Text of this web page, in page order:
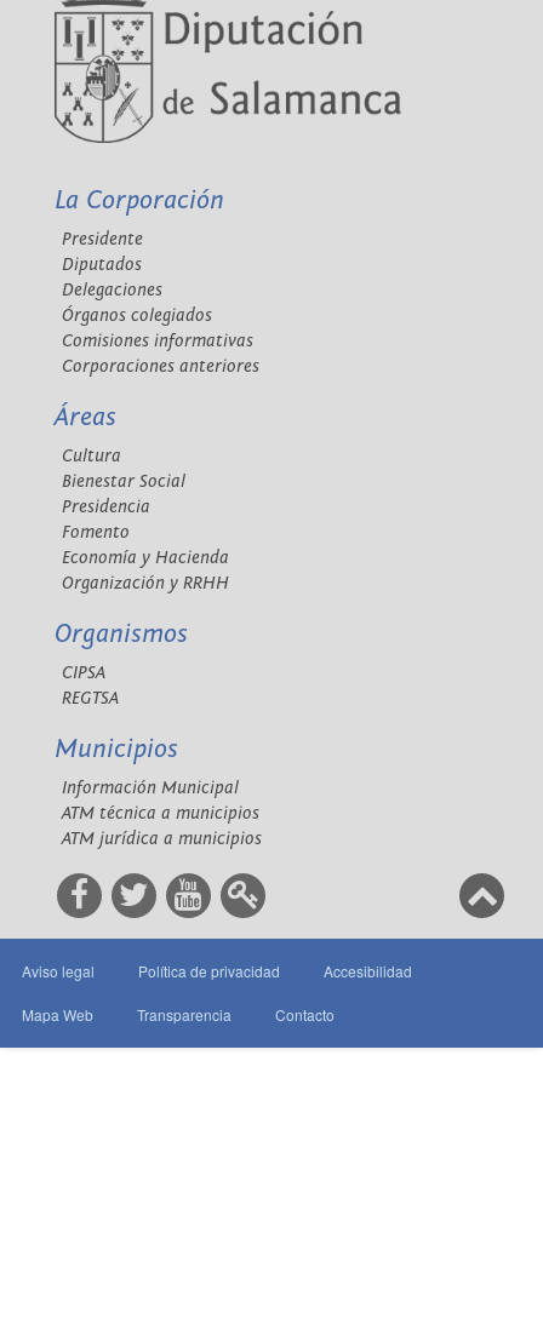
La Corporación
Presidente
Diputados
Delegaciones
Órganos colegiados
Comisiones informativas
Corporaciones anteriores
Áreas
Cultura
Bienestar Social
Presidencia
Fomento
Economía y Hacienda
Organización y RRHH
Organismos
CIPSA
REGTSA
Municipios
Información Municipal
ATM técnica a municipios
ATM jurídica a municipios
Aviso legal Política de privacidad Accesibilidad
Mapa Web Transparencia Contacto